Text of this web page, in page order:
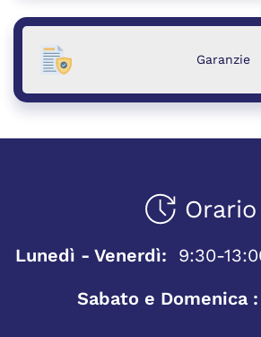
Garanzie
Orario
Lunedì - Venerdì:
9:30-
Sabato e Domenica :